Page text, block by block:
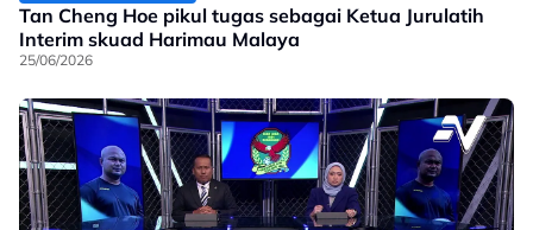
Tan Cheng Hoe pikul tugas sebagai Ketua Jurulatih
Interim skuad Harimau Malaya
25/06/2026